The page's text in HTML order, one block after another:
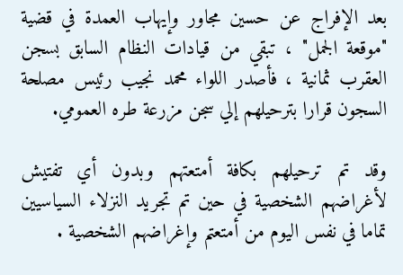
بعد الإفراج عن حسين مجاور وإيهاب العمدة في قضية
"موقعة الجمل" ، تبقي من قيادات النظام السابق بسجن
العقرب ثمانية ، فأصدر اللواء محمد نجيب رئيس مصلحة
السجون قرارا بترحيلهم إلي سجن مزرعة طره العمومي.
وقد تم ترحيلهم بكافة أمتعتهم وبدون أي تفتيش
لأغراضهم الشخصية في حين تم تجريد النزلاء السياسيين
تماما في نفس اليوم من أمتعتم وإغراضهم الشخصية .